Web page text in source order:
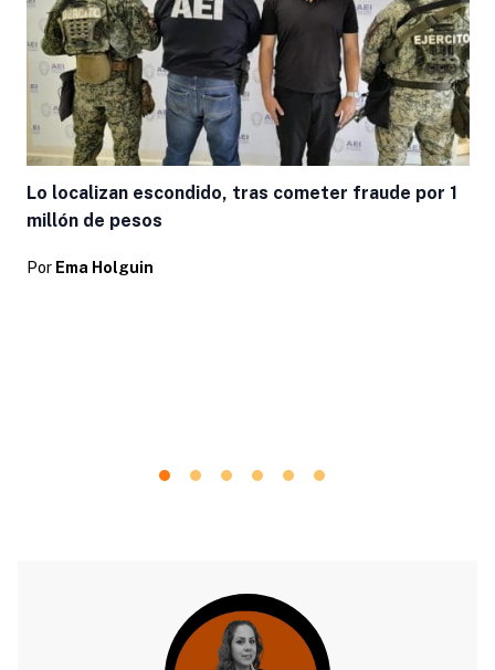
Lo localizan escondido, tras cometer fraude por 1
millón de pesos
Por Ema Holguin